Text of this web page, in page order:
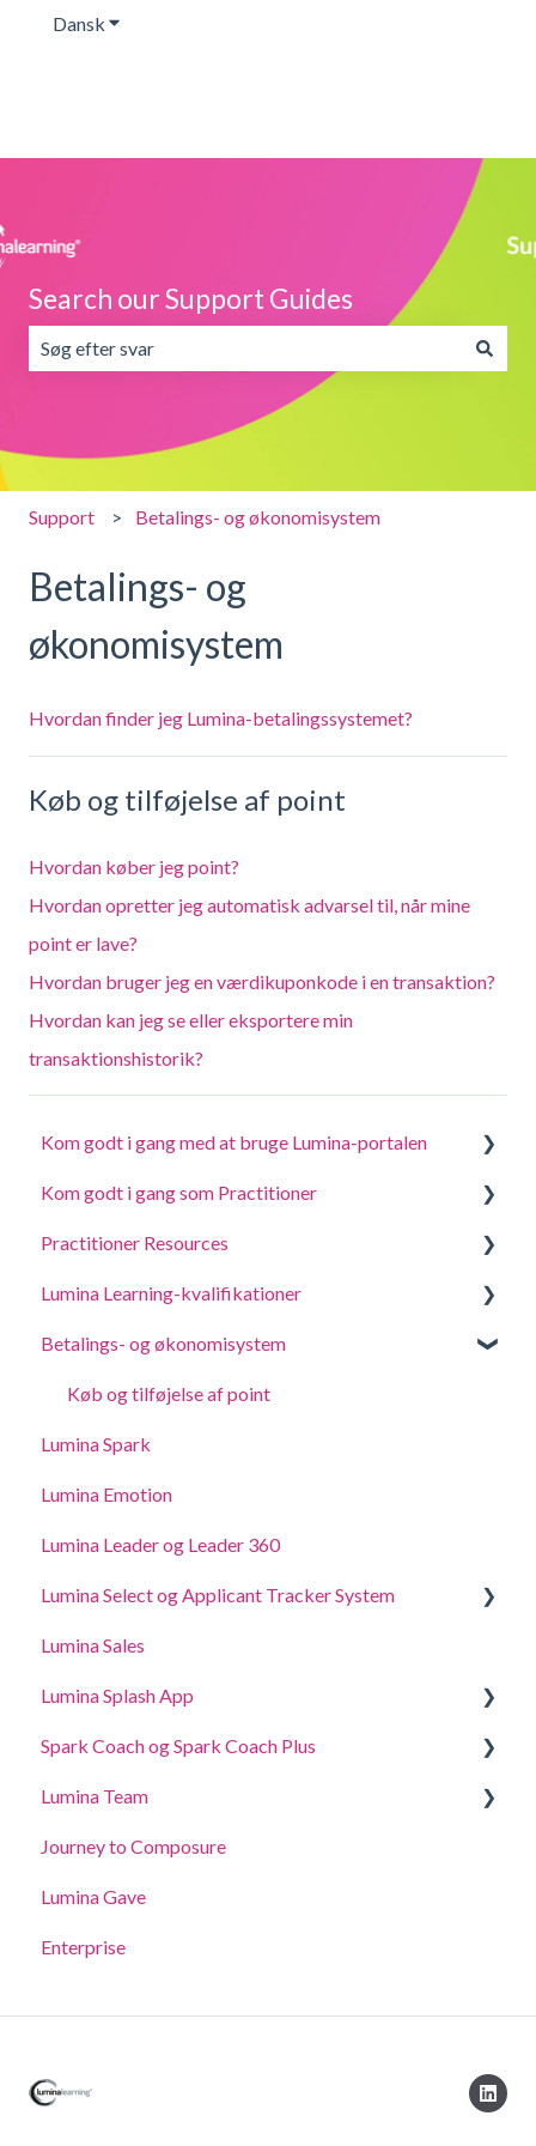
Dansk Vis undermenu for oversættelser
Search our Support Guides
Der er ingen forslag, da søgefeltet er tomt.
Support Betalings- og økonomisystem
Betalings- og
økonomisystem
Hvordan finder jeg Lumina-betalingssystemet?
Køb og tilføjelse af point
Hvordan køber jeg point?
Hvordan opretter jeg automatisk advarsel til, når mine
point er lave?
Hvordan bruger jeg en værdikuponkode i en transaktion?
Hvordan kan jeg se eller eksportere min
transaktionshistorik?
Kom godt i gang med at bruge Lumina-portalen
Besvar et spørgeskema eller udfør en opgave
Log ind på din konto
Dine portrætter
Opdatere kontoindstillinger
Kom godt i gang som Practitioner
Opret et projekt, inviter deltagere og få adgang til
Practitioner Resources
Coaching- og workshopvejledninger
Lumina Learning-kvalifikationer
Online læringsportal (LLXP)
Betalings- og økonomisystem
Køb og tilføjelse af point
Lumina Spark
Lumina Emotion
Lumina Leader og Leader 360
Lumina Select og Applicant Tracker System
Applicant Tracker System
Lumina Select Explainer
Lumina Sales
Lumina Splash App
For deltagere
For Practitioners
Spark Coach og Spark Coach Plus
Guides and Demos
Spark Coach
Spark Coach Plus
Lumina Team
Opret, se eller rediger et team
Andre Lumina Team funktioner
Journey to Composure
Lumina Gave
Enterprise